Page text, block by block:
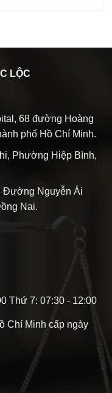
LỘC
68 đường Hoàng
phố Hồ Chí Minh.
Phường Hiệp Bình,
Đường Nguyễn Ái
Nai.
Thứ 7: 07:30 - 12:00
Chí Minh cấp ngày